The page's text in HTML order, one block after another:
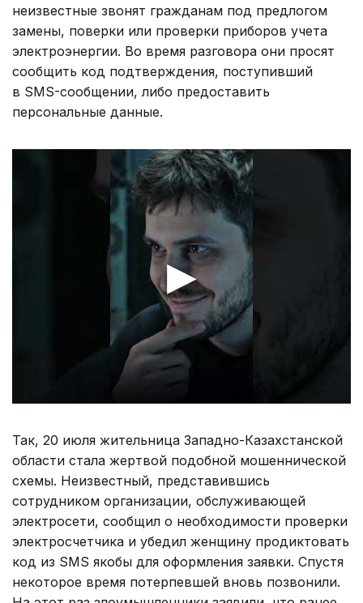
неизвестные звонят гражданам под предлогом
замены, поверки или проверки приборов учета
электроэнергии. Во время разговора они просят
сообщить код подтверждения, поступивший
в SMS-сообщении, либо предоставить
персональные данные.
Так, 20 июля жительница Западно-Казахстанской
области стала жертвой подобной мошеннической
схемы. Неизвестный, представившись
сотрудником организации, обслуживающей
электросети, сообщил о необходимости проверки
электросчетчика и убедил женщину продиктовать
код из SMS якобы для оформления заявки. Спустя
некоторое время потерпевшей вновь позвонили.